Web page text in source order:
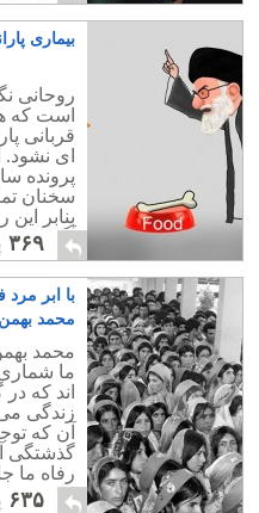
بیماری
روحانی
است که
قربانی
ای نشود.
پرونده
سخنان
بنابر
آگاه
نزدیک
خواهد
۳۶۹
با ابر
محمد
محمد
ما
اند که
زندگی می
آن که
گذشتگی
رفاه ما
ولایت۶۳۵